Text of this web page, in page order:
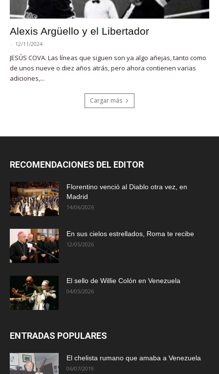
Alexis Argüello y el Libertador
- 12/11/2024
JESÚS COVA. Las líneas que siguen son ya algo añejas, tanto como
de unos nueve o diez años atrás, pero ahora contienen varias
adiciones,...
Cargar más
RECOMENDACIONES DEL EDITOR
Florentino venció al Diablo otra vez, en
Madrid
14/06/2026
En sus cielos estrellados, Roma te recibe
12/05/2026
El sello de Willie Colón en Venezuela
04/05/2026
ENTRADAS POPULARES
El chelista rumano que amaba a Venezuela
06/07/2019